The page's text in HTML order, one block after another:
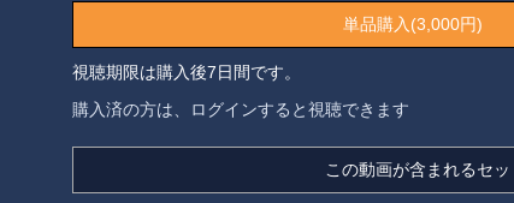
単品購入(3,000円)
視聴期限は購入後7日間です。
購入済の方は、ログインすると視聴できます
この動画が含まれるセッ